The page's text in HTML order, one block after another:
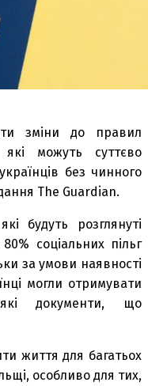
зміни до правил
які можуть суттєво
без чинного
The Guardian.
будуть розглянуті
соціальних пільг
за умови наявності
могли отримувати
які документи, що
життя для багатьох
особливо для тих,